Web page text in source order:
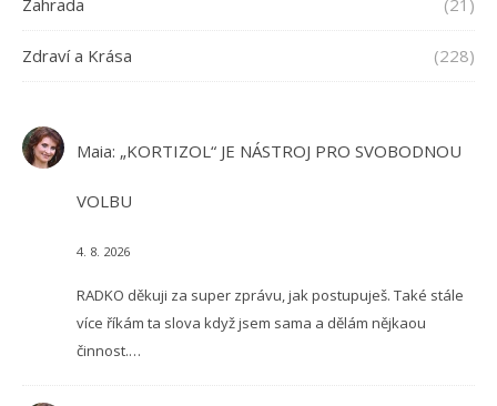
Zahrada (21)
Zdraví a Krása (228)
Maia: „KORTIZOL“ JE NÁSTROJ PRO SVOBODNOU
VOLBU
4. 8. 2026
RADKO děkuji za super zprávu, jak postupuješ. Také stále
více říkám ta slova když jsem sama a dělám nějkaou
činnost.…